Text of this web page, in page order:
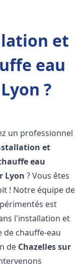
et
eau
?
un professionnel
et
eau
Lyon ? Vous êtes
! Notre équipe de
est
l'installation et
de chauffe-eau
de Chazelles sur